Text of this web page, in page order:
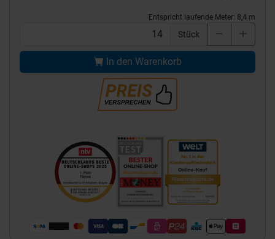
Entspricht laufende Meter: 8,4 m
Stück
In den Warenkorb